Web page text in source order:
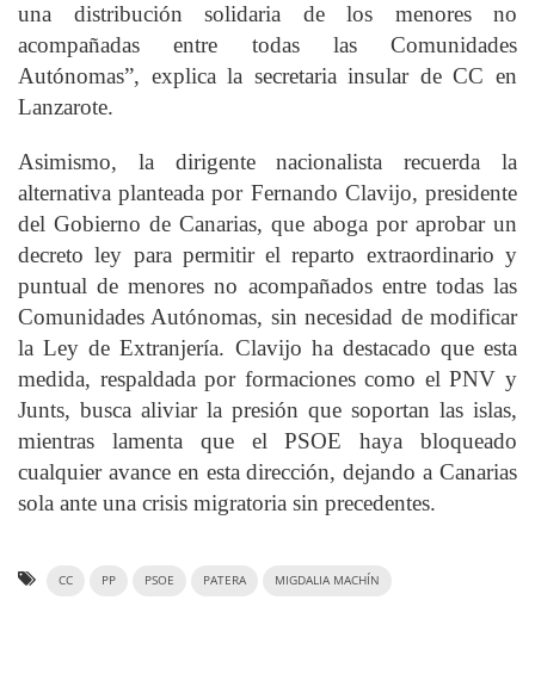
una distribución solidaria de los menores no
acompañadas entre todas las Comunidades
Autónomas”, explica la secretaria insular de CC en
Lanzarote.
Asimismo, la dirigente nacionalista recuerda la
alternativa planteada por Fernando Clavijo, presidente
del Gobierno de Canarias, que aboga por aprobar un
decreto ley para permitir el reparto extraordinario y
puntual de menores no acompañados entre todas las
Comunidades Autónomas, sin necesidad de modificar
la Ley de Extranjería. Clavijo ha destacado que esta
medida, respaldada por formaciones como el PNV y
Junts, busca aliviar la presión que soportan las islas,
mientras lamenta que el PSOE haya bloqueado
cualquier avance en esta dirección, dejando a Canarias
sola ante una crisis migratoria sin precedentes.
CC PP PSOE PATERA MIGDALIA MACHÍN